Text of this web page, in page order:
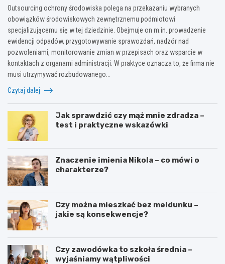
Outsourcing ochrony środowiska polega na przekazaniu wybranych
obowiązków środowiskowych zewnętrznemu podmiotowi
specjalizującemu się w tej dziedzinie. Obejmuje on m.in. prowadzenie
ewidencji odpadów, przygotowywanie sprawozdań, nadzór nad
pozwoleniami, monitorowanie zmian w przepisach oraz wsparcie w
kontaktach z organami administracji. W praktyce oznacza to, że firma nie
musi utrzymywać rozbudowanego…
Czytaj dalej
Jak sprawdzić czy mąż mnie zdradza –
test i praktyczne wskazówki
Znaczenie imienia Nikola – co mówi o
charakterze?
Czy można mieszkać bez meldunku –
jakie są konsekwencje?
Czy zawodówka to szkoła średnia –
wyjaśniamy wątpliwości